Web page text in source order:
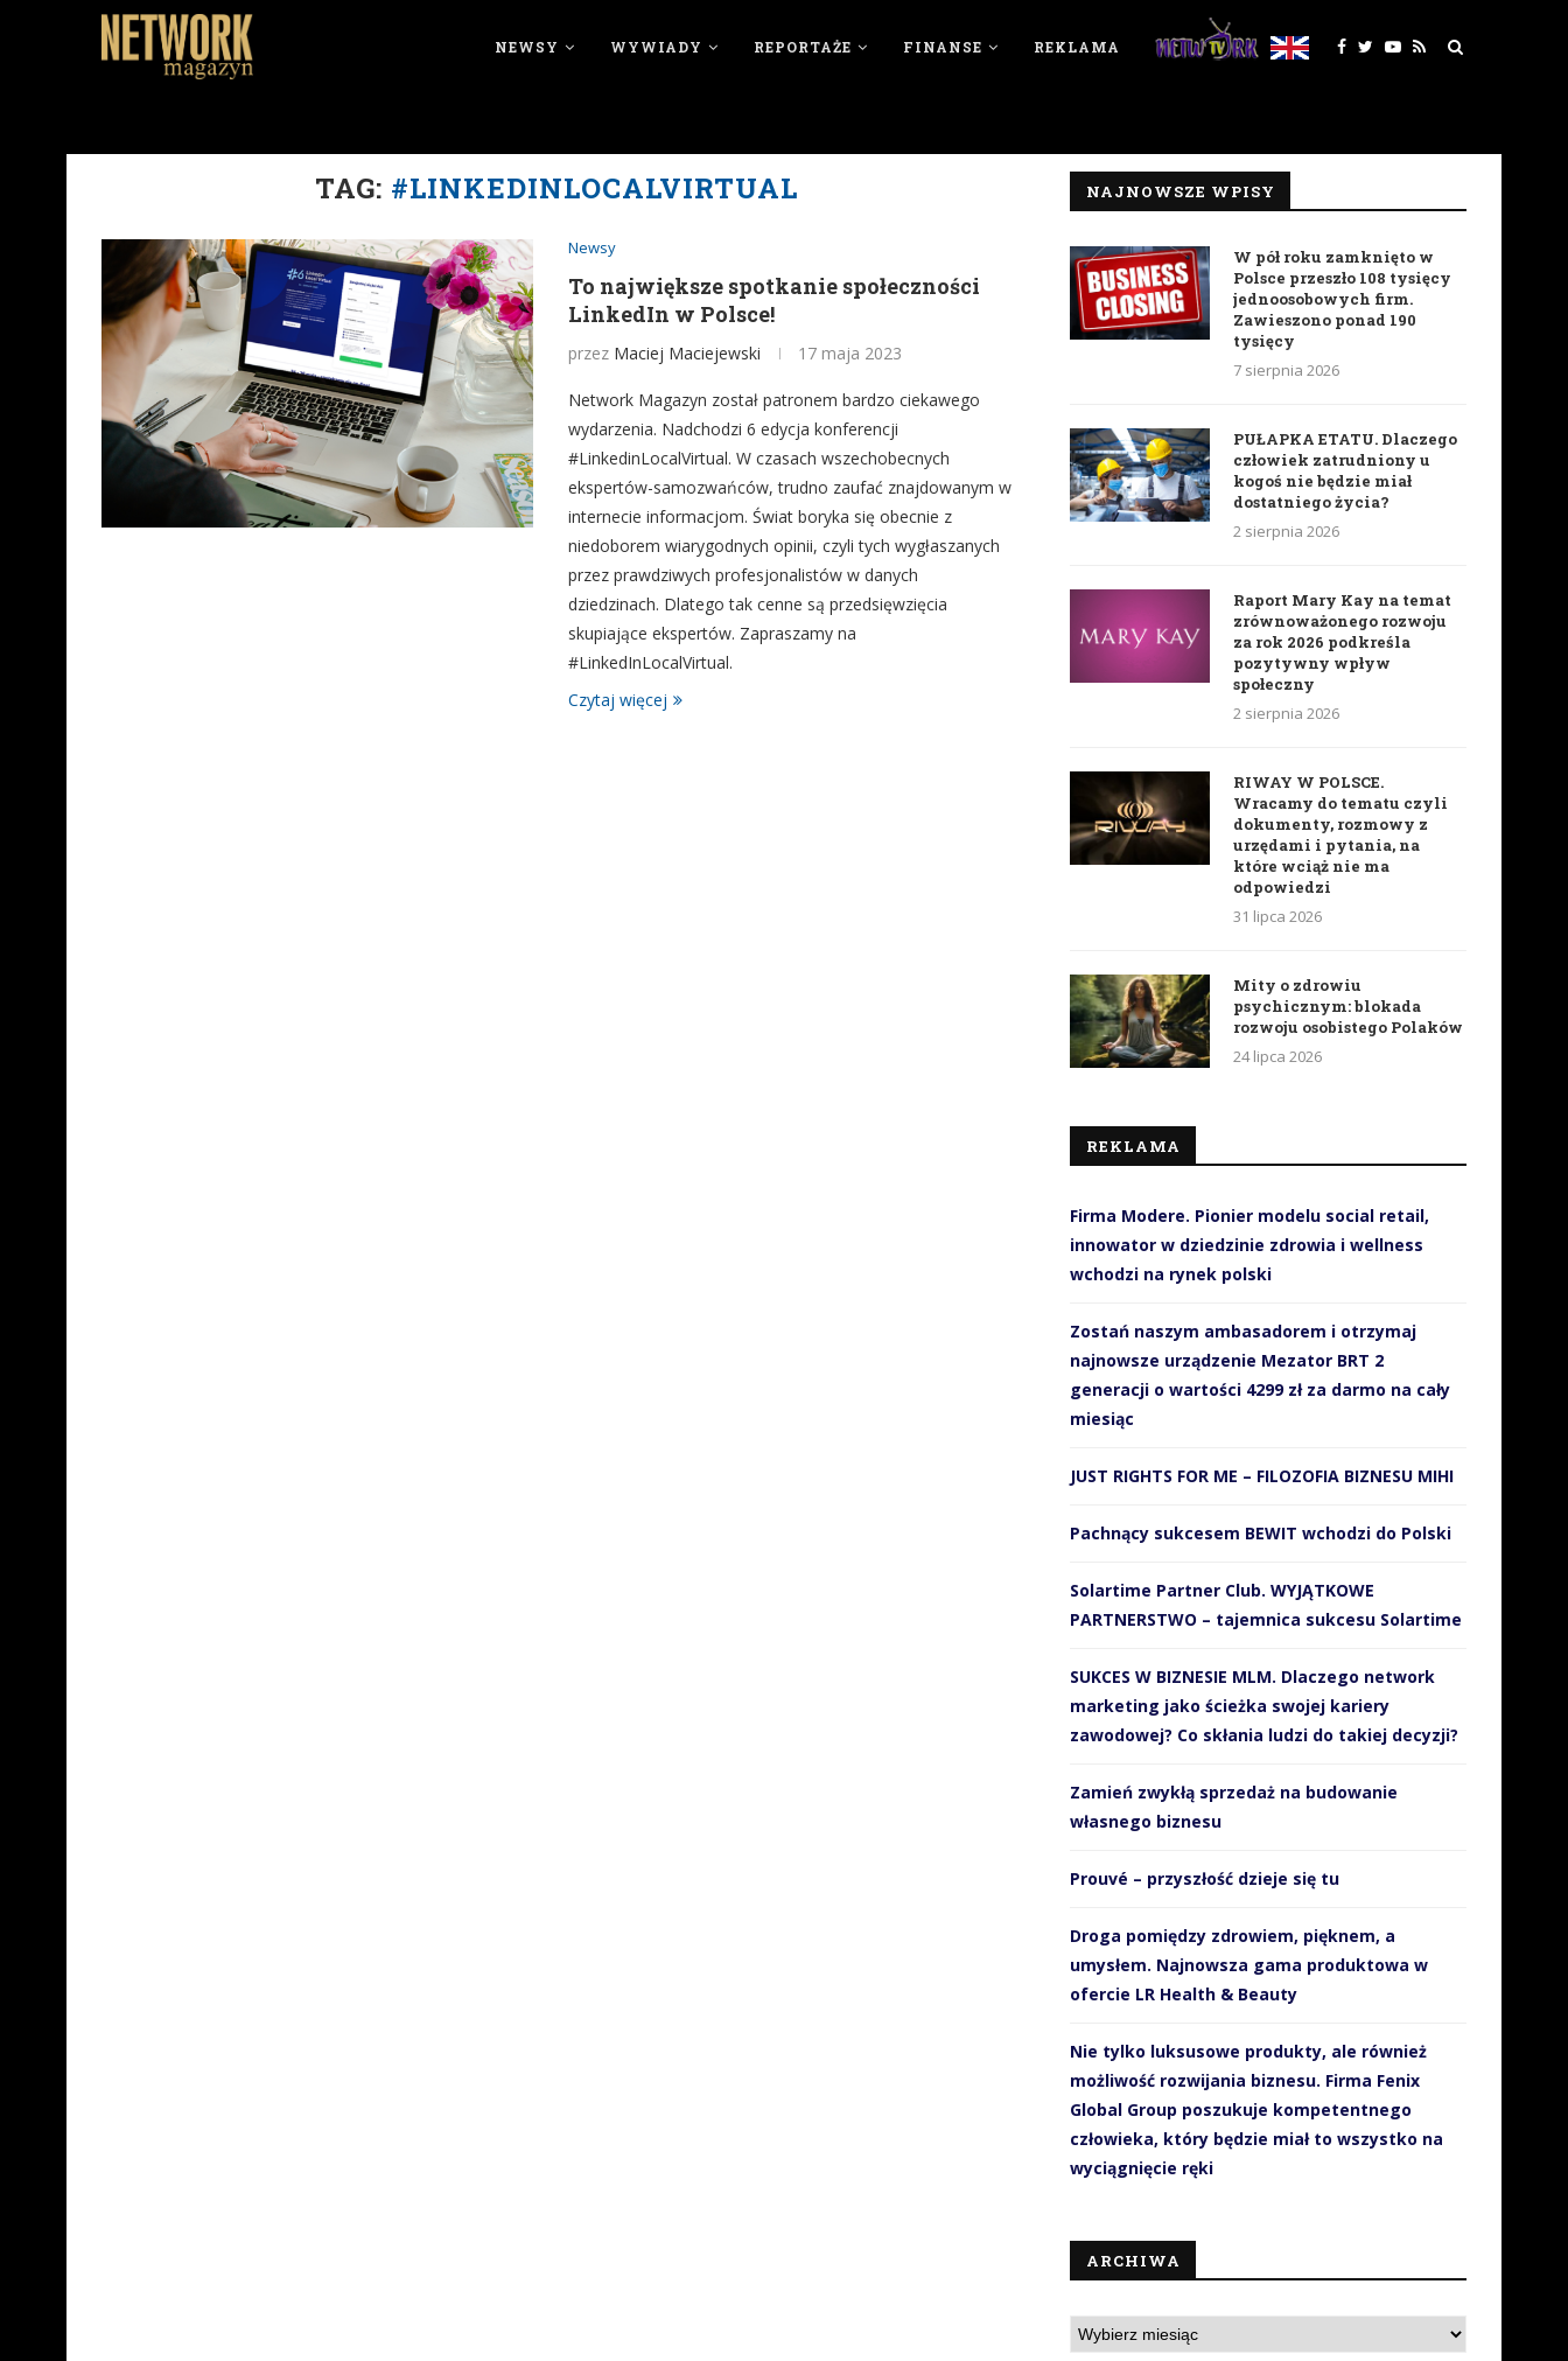
NEWSY WYWIADY REPORTAŻE FINANSE REKLAMA
TAG: #LINKEDINLOCALVIRTUAL
Newsy
To największe spotkanie społeczności
LinkedIn w Polsce!
przez Maciej Maciejewski 17 maja 2023
Network Magazyn został patronem bardzo ciekawego
wydarzenia. Nadchodzi 6 edycja konferencji
#LinkedinLocalVirtual. W czasach wszechobecnych
ekspertów-samozwańców, trudno zaufać znajdowanym w
internecie informacjom. Świat boryka się obecnie z
niedoborem wiarygodnych opinii, czyli tych wygłaszanych
przez prawdziwych profesjonalistów w danych
dziedzinach. Dlatego tak cenne są przedsięwzięcia
skupiające ekspertów. Zapraszamy na
#LinkedInLocalVirtual.
Czytaj więcej
NAJNOWSZE WPISY
W pół roku zamknięto w
Polsce przeszło 108 tysięcy
jednoosobowych firm.
Zawieszono ponad 190
tysięcy
7 sierpnia 2026
PUŁAPKA ETATU. Dlaczego
człowiek zatrudniony u
kogoś nie będzie miał
dostatniego życia?
2 sierpnia 2026
Raport Mary Kay na temat
zrównoważonego rozwoju
za rok 2026 podkreśla
pozytywny wpływ
społeczny
2 sierpnia 2026
RIWAY W POLSCE.
Wracamy do tematu czyli
dokumenty, rozmowy z
urzędami i pytania, na
które wciąż nie ma
odpowiedzi
31 lipca 2026
Mity o zdrowiu
psychicznym: blokada
rozwoju osobistego Polaków
24 lipca 2026
REKLAMA
Firma Modere. Pionier modelu social retail,
innowator w dziedzinie zdrowia i wellness
wchodzi na rynek polski
Zostań naszym ambasadorem i otrzymaj
najnowsze urządzenie Mezator BRT 2
generacji o wartości 4299 zł za darmo na cały
miesiąc
JUST RIGHTS FOR ME – FILOZOFIA BIZNESU MIHI
Pachnący sukcesem BEWIT wchodzi do Polski
Solartime Partner Club. WYJĄTKOWE
PARTNERSTWO – tajemnica sukcesu Solartime
SUKCES W BIZNESIE MLM. Dlaczego network
marketing jako ścieżka swojej kariery
zawodowej? Co skłania ludzi do takiej decyzji?
Zamień zwykłą sprzedaż na budowanie
własnego biznesu
Prouvé – przyszłość dzieje się tu
Droga pomiędzy zdrowiem, pięknem, a
umysłem. Najnowsza gama produktowa w
ofercie LR Health & Beauty
Nie tylko luksusowe produkty, ale również
możliwość rozwijania biznesu. Firma Fenix
Global Group poszukuje kompetentnego
człowieka, który będzie miał to wszystko na
wyciągnięcie ręki
ARCHIWA